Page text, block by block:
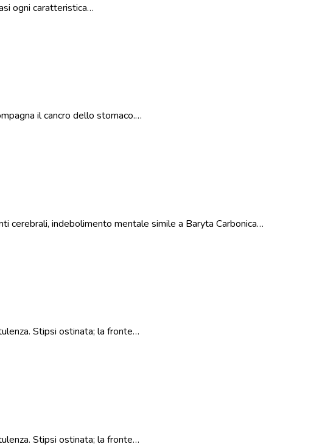
ogni caratteristica…
il cancro dello stomaco.…
cerebrali, indebolimento mentale simile a Baryta Carbonica…
Stipsi ostinata; la fronte…
Stipsi ostinata; la fronte…